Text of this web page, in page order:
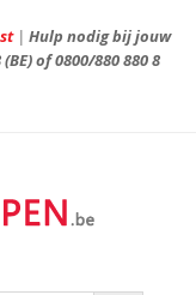
| Hulp nodig bij jouw
(BE) of0800/880 880 8